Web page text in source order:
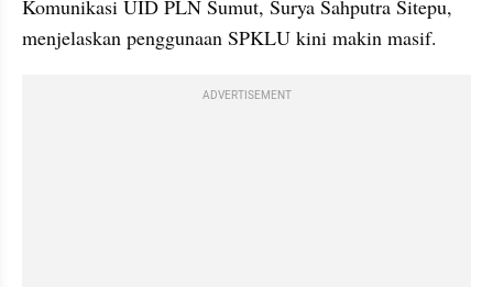
Komunikasi UID PLN Sumut, Surya Sahputra Sitepu,
menjelaskan penggunaan SPKLU kini makin masif.
ADVERTISEMENT